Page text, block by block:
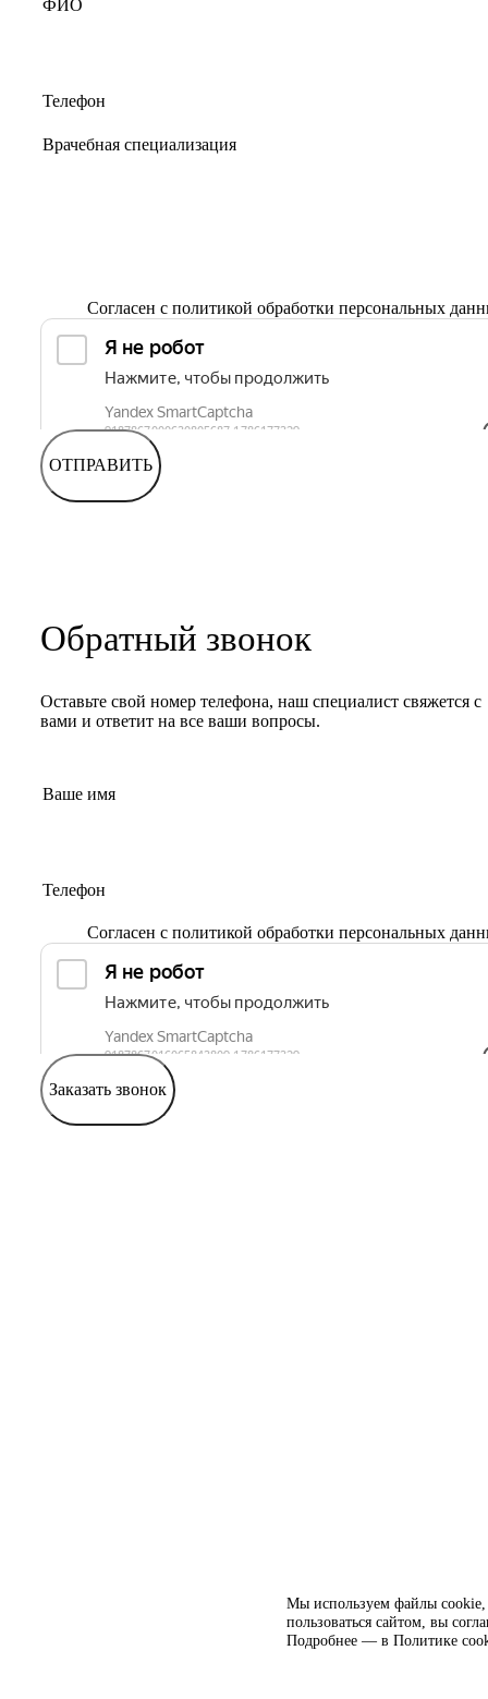
Мы используем файлы cookie,
пользоваться сайтом, вы
Подробнее — в Политике
Согласен с политикой обработки персональных
ОТПРАВИТЬ
Обратный звонок
Оставьте свой номер телефона, наш специалист свяжется с
вами и ответит на все ваши вопросы.
Согласен с политикой обработки персональных
Заказать звонок